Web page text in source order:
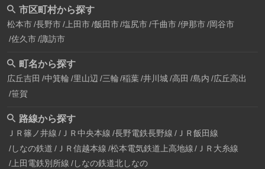
市区町村から探す
松本市 長野市 上田市 飯田市 塩尻市 千曲市 伊那市 岡谷市
佐久市 諏訪市
町名から探す
広丘吉田 中箕輪 里山辺 三輪 稲葉 井川城 高田 島内 広丘高出
笹賀
路線から探す
ＪＲ篠ノ井線 ＪＲ中央本線 長野電鉄長野線 ＪＲ飯田線
しなの鉄道 ＪＲ信越本線 松本電気鉄道上高地線
ＪＲ大糸線
上田電鉄別所線 しなの鉄道北しなの